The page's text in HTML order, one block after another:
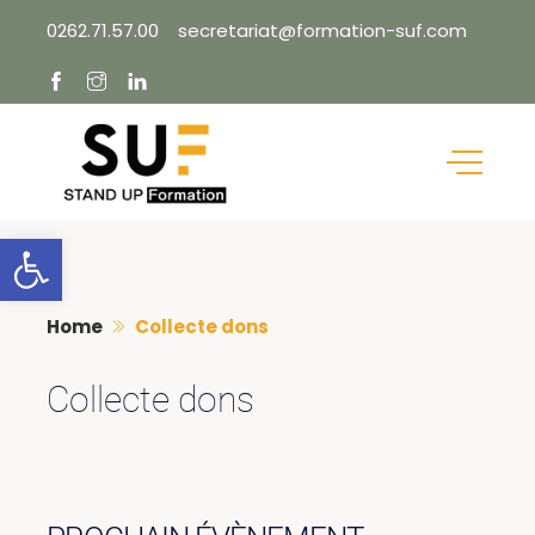
content
0262.71.57.00 secretariat@formation-suf.com
Home Collecte dons
Collecte dons
Ouvrir la barre d’outils